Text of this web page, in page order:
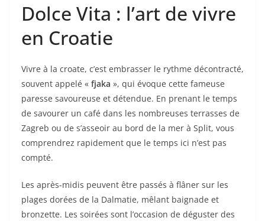
Dolce Vita : l’art de vivre
en Croatie
Vivre à la croate, c’est embrasser le rythme décontracté,
souvent appelé « fjaka », qui évoque cette fameuse
paresse savoureuse et détendue. En prenant le temps
de savourer un café dans les nombreuses terrasses de
Zagreb ou de s’asseoir au bord de la mer à Split, vous
comprendrez rapidement que le temps ici n’est pas
compté.
Les après-midis peuvent être passés à flâner sur les
plages dorées de la Dalmatie, mêlant baignade et
bronzette. Les soirées sont l’occasion de déguster des